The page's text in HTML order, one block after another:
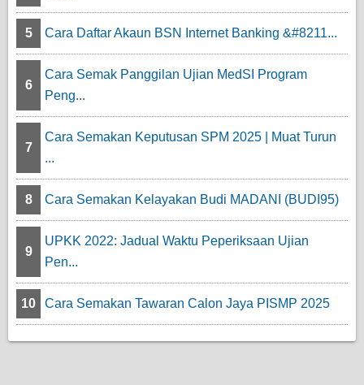
5 Cara Daftar Akaun BSN Internet Banking &#8211...
6
Cara Semak Panggilan Ujian MedSI Program
Peng...
7
Cara Semakan Keputusan SPM 2025 | Muat Turun
...
8 Cara Semakan Kelayakan Budi MADANI (BUDI95)
9
UPKK 2022: Jadual Waktu Peperiksaan Ujian
Pen...
10 Cara Semakan Tawaran Calon Jaya PISMP 2025